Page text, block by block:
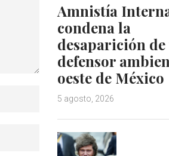
Amnistía
condena la
desaparición de
defensor
oeste de México
5 agosto, 2026